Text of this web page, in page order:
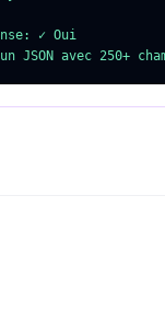
✓ Oui
JSON avec 250+